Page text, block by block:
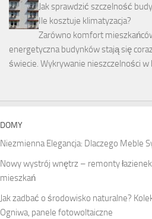
Jak sprawdzić szczelność
Ile kosztuje klimatyzacja?
Zarówno komfort
energetyczna budynków stają się
świecie. Wykrywanie nieszczelności
DOMY
Niezmienna Elegancja: Dlaczego Meble
Nowy wystrój wnętrz – remonty
mieszkań
Jak zadbać o środowisko naturalne?
Ogniwa, panele fotowoltaiczne